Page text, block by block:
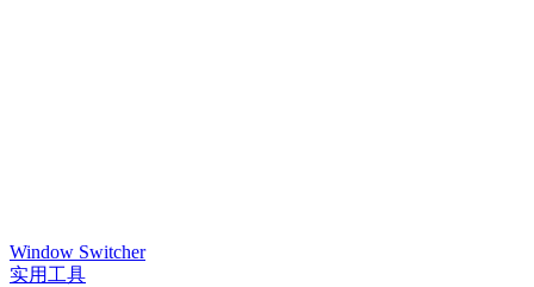
Window Switcher
实用工具